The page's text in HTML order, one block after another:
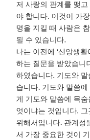
저 사랑의 관계를 맺
야 합니다. 이것이 가
명을 지킬 때 사람은
될 수 있습니다.
나는 이전에 ‘신앙생활
하는 질문을 받았습니
하였습니다. 기도와
습니다. 기도와 말씀
게 기도와 말씀에 목
엇이냐는 것입니다. 그
위해서입니다. 관계성
서 가장 중요한 것이